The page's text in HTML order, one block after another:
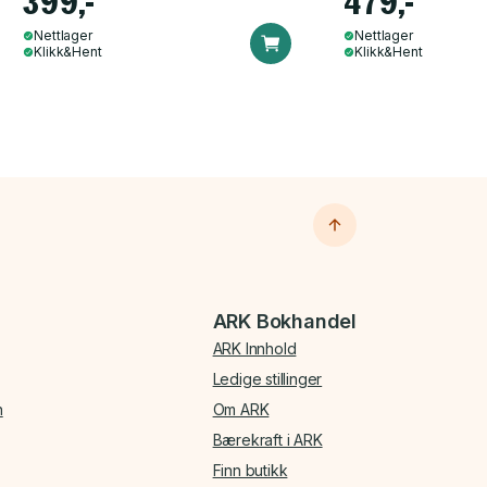
Nettlager
Klikk&Hent
Nettlager
Klikk&Hent
ARK Bokhandel
ARK Innhold
Ledige stillinger
Om ARK
Bærekraft i ARK
Finn butikk